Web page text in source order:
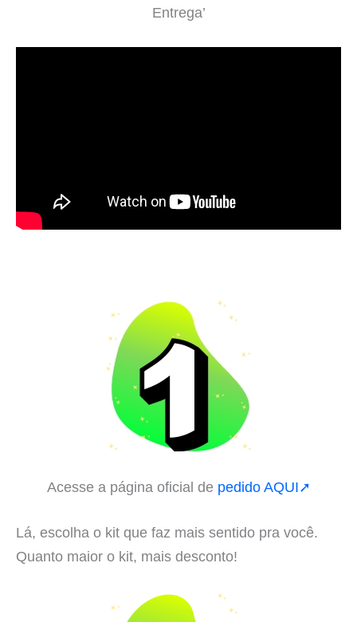
Entrega’
Acesse a página oficial de pedido AQUI➚
Lá, escolha o kit que faz mais sentido pra você.
Quanto maior o kit, mais desconto!